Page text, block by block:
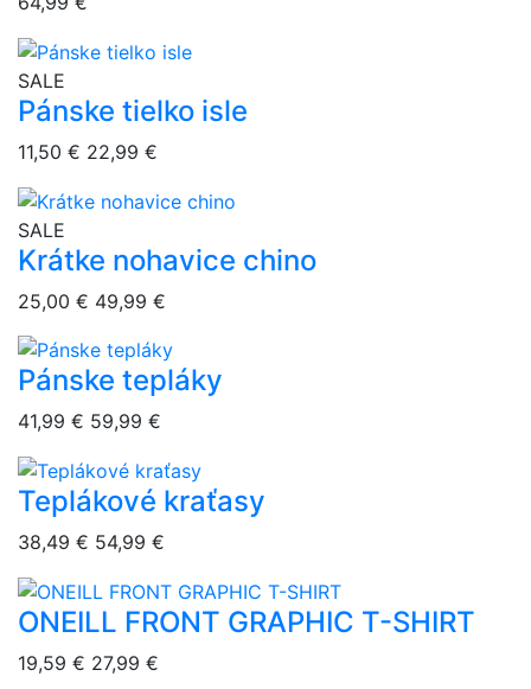
overlay bg
SALE
Pánske tielko isle
11,50 € 22,99 €
overlay bg
SALE
Krátke nohavice chino
25,00 € 49,99 €
overlay bg
Pánske tepláky
41,99 € 59,99 €
overlay bg
Teplákové kraťasy
38,49 € 54,99 €
overlay bg
ONEILL FRONT GRAPHIC T-SHIRT
19,59 € 27,99 €